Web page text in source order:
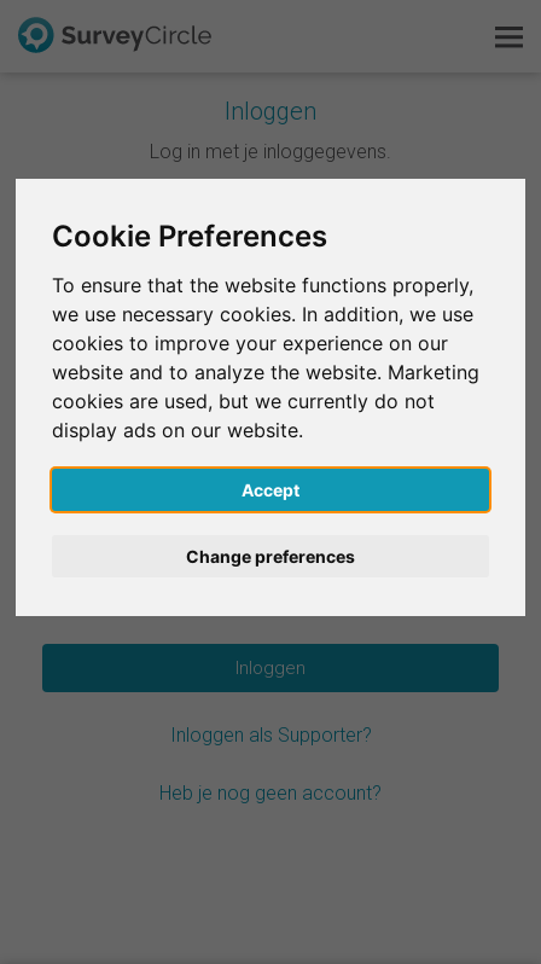
Cookie Preferences
To ensure that the website functions properly,
we use necessary cookies. In addition, we use
cookies to improve your experience on our
website and to analyze the website. Marketing
cookies are used, but we currently do not
display ads on our website.
Accept
Change preferences
Inloggen
Log in met je inloggegevens.
Doorgaan met Google
Doorgaan met Facebook
OF
E-mail*
Wachtwoord*
Inloggen als Supporter?
Heb je nog geen account?
Dit is SurveyCircle
FAQ
Gratis registreren
English
Deutsch
Italiano